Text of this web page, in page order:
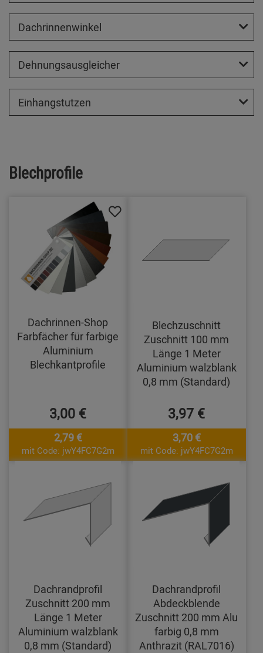
Dachrinnenwinkel
Dehnungsausgleicher
Einhangstutzen
Blechprofile
Dachrinnen-Shop
Farbfächer für farbige
Aluminium
Blechkantprofile
3,00 €
2,79 €
mit Code: jwY4FC7G2m
Blechzuschnitt
Zuschnitt 100 mm
Länge 1 Meter
Aluminium walzblank
0,8 mm (Standard)
3,97 €
3,70 €
mit Code: jwY4FC7G2m
Dachrandprofil
Zuschnitt 200 mm
Länge 1 Meter
Aluminium walzblank
0,8 mm (Standard)
Dachrandprofil
Abdeckblende
Zuschnitt 200 mm Alu
farbig 0,8 mm
Anthrazit (RAL7016)